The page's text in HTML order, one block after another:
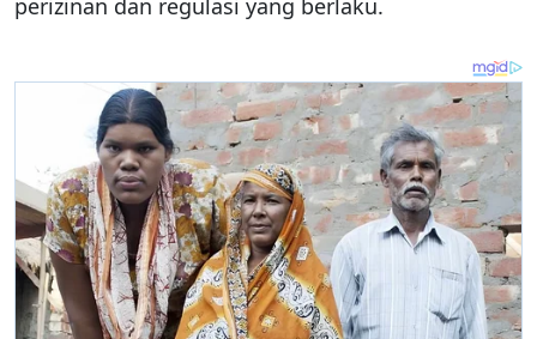
perizinan dan regulasi yang berlaku.